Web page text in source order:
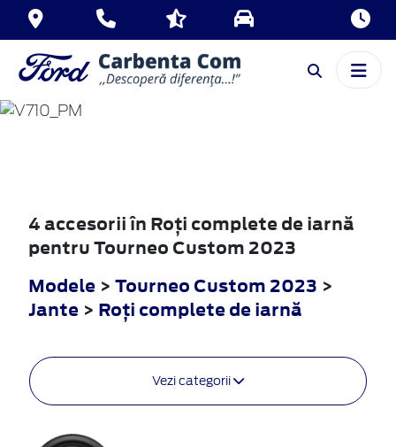
TOURNEO
CUSTOM
4 accesorii în Roţi complete de iarnă
pentru Tourneo Custom 2023
Modele > Tourneo Custom 2023 >
Jante > Roţi complete de iarnă
Vezi categorii